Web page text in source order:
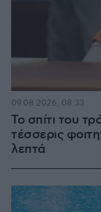
Το σπίτι του
τέσσερις
λεπτά
09.08.2026, 08:33